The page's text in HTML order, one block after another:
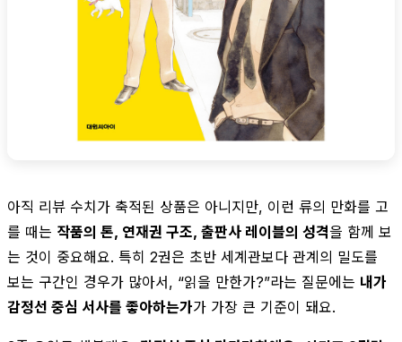
아직 리뷰 수치가 축적된 상품은 아니지만, 이런 류의 만화를 고
를 때는 작품의 톤, 연재권 구조, 출판사 레이블의 성격을 함께 보
는 것이 중요해요. 특히 2권은 초반 세계관보다 관계의 밀도를
보는 구간인 경우가 많아서, “읽을 만한가?”라는 질문에는 내가
감정선 중심 서사를 좋아하는가가 가장 큰 기준이 돼요.